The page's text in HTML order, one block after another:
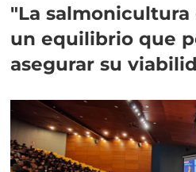
"La
un equilibrio que
asegurar su